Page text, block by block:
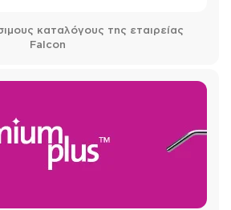
καταλόγους της εταιρείας
Falcon